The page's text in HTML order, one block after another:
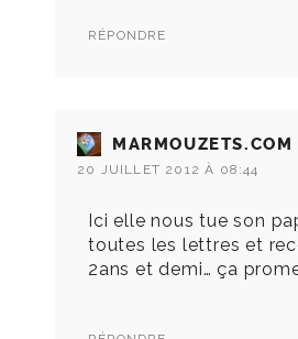
RÉPONDRE
MARMOUZETS.COM
20 JUILLET 2012 À 08:44
Ici elle nous tue son
toutes les lettres et
2ans et demi… ça